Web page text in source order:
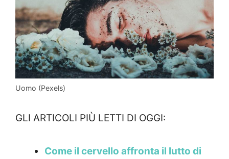
Uomo (Pexels)
GLI ARTICOLI PIÙ LETTI DI OGGI:
Come il cervello affronta il lutto di